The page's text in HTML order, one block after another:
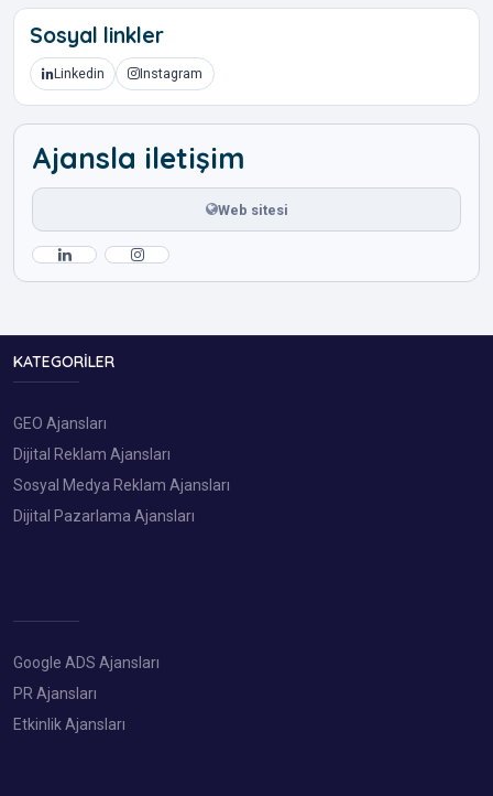
Sosyal linkler
Linkedin Instagram
Ajansla iletişim
Web sitesi
KATEGORILER
GEO Ajansları
Dijital Reklam Ajansları
Sosyal Medya Reklam Ajansları
Dijital Pazarlama Ajansları
Google ADS Ajansları
PR Ajansları
Etkinlik Ajansları